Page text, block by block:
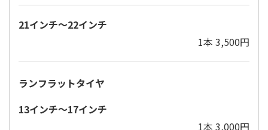
21インチ～22インチ
1本 3,500円
ランフラットタイヤ
13インチ～17インチ
1本 3,000円